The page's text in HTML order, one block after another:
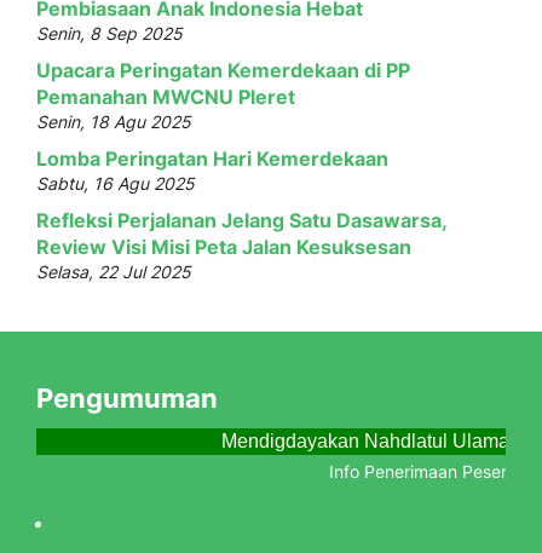
Pembiasaan Anak Indonesia Hebat
Senin, 8 Sep 2025
Upacara Peringatan Kemerdekaan di PP
Pemanahan MWCNU Pleret
Senin, 18 Agu 2025
Lomba Peringatan Hari Kemerdekaan
Sabtu, 16 Agu 2025
Refleksi Perjalanan Jelang Satu Dasawarsa,
Review Visi Misi Peta Jalan Kesuksesan
Selasa, 22 Jul 2025
Pengumuman
Mendigdayakan Nahdlatul Ulama
Info Penerimaan Peserta